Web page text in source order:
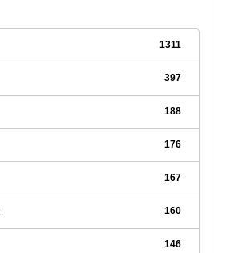
1311
397
188
176
167
160
146